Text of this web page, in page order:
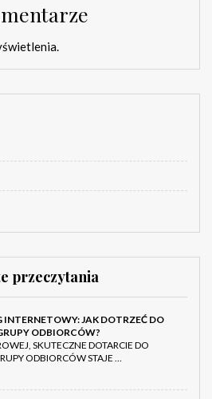
przeczytania
INTERNETOWY: JAK DOTRZEĆ DO
ODBIORCÓW?
SKUTECZNE DOTARCIE DO
ODBIORCÓW STAJE …